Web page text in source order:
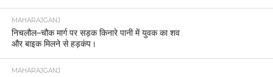
MAHARAJGANJ
निचलौल–चौक मार्ग पर सड़क किनारे पानी में युवक का शव
और बाइक मिलने से हड़कंप।
MAHARAJGANJ